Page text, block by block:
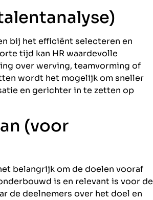
bij het efficiënt selecteren en
tijd kan HR waardevolle
over werving, teamvorming of
wordt het mogelijk om sneller
en gerichter in te zetten op
(voor
belangrijk om de doelen vooraf
is en relevant is voor de
de deelnemers over het doel en